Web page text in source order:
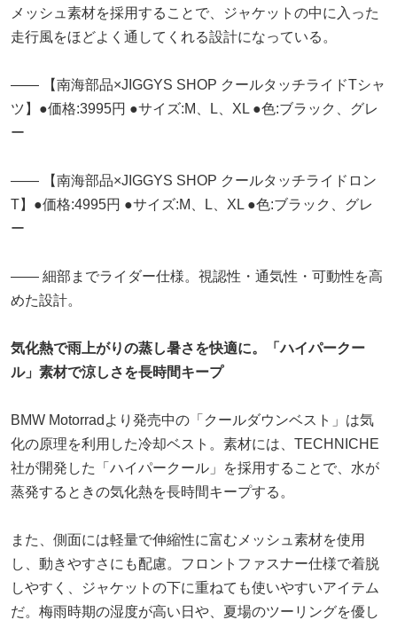
メッシュ素材を採用することで、ジャケットの中に入った
走行風をほどよく通してくれる設計になっている。
―― 【南海部品×JIGGYS SHOP クールタッチライドTシャ
ツ】●価格:3995円 ●サイズ:M、L、XL ●色:ブラック、グレ
ー
―― 【南海部品×JIGGYS SHOP クールタッチライドロン
T】●価格:4995円 ●サイズ:M、L、XL ●色:ブラック、グレ
ー
―― 細部までライダー仕様。視認性・通気性・可動性を高
めた設計。
気化熱で雨上がりの蒸し暑さを快適に。「ハイパークー
ル」素材で涼しさを長時間キープ
BMW Motorradより発売中の「クールダウンベスト」は気
化の原理を利用した冷却ベスト。素材には、TECHNICHE
社が開発した「ハイパークール」を採用することで、水が
蒸発するときの気化熱を長時間キープする。
また、側面には軽量で伸縮性に富むメッシュ素材を使用
し、動きやすさにも配慮。フロントファスナー仕様で着脱
しやすく、ジャケットの下に重ねても使いやすいアイテム
だ。梅雨時期の湿度が高い日や、夏場のツーリングを優し